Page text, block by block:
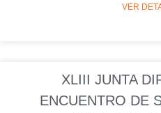
VER
XLIII JUNTA
ENCUENTRO DE